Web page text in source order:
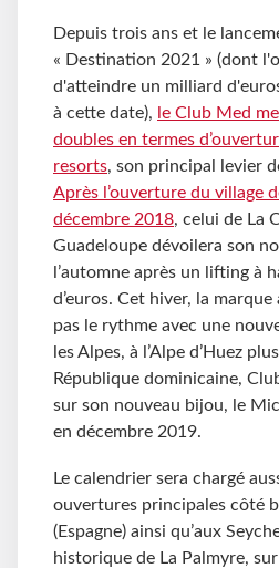
Depuis trois ans et le
« Destination 2021 » (dont
d'atteindre un milliard
à cette date), le Club Med
doubles en termes
resorts, son principal levier
Après l’ouverture du village
décembre 2018, celui de La
Guadeloupe dévoilera son
l’automne après un lifting à
d’euros. Cet hiver, la
pas le rythme avec une
les Alpes, à l’Alpe d’Huez
République dominicaine,
sur son nouveau bijou, le
en décembre 2019.
Le calendrier sera chargé
ouvertures principales côté
(Espagne) ainsi qu’aux
historique de La Palmyre,